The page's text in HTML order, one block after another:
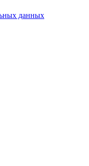
данных